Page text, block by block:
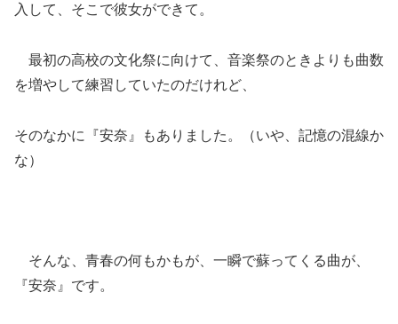
入して、そこで彼女ができて。
最初の高校の文化祭に向けて、音楽祭のときよりも曲数
を増やして練習していたのだけれど、
そのなかに『安奈』もありました。（いや、記憶の混線か
な）
そんな、青春の何もかもが、一瞬で蘇ってくる曲が、
『安奈』です。